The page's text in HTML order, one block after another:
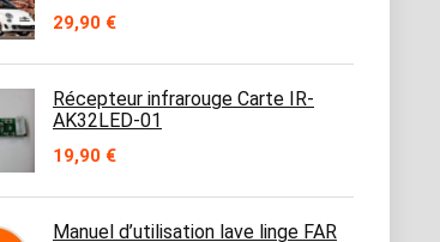
29,90 €
Récepteur infrarouge Carte IR-
AK32LED-01
19,90 €
Manuel d’utilisation lave linge FAR